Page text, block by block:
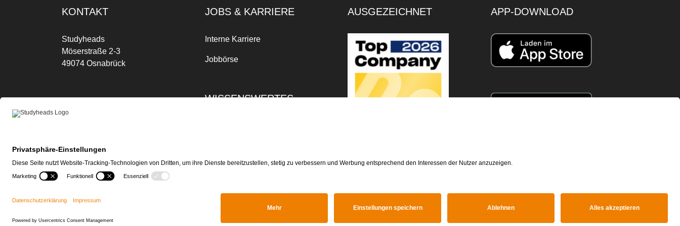
KONTAKT
Studyheads
Möserstraße 2-3
49074 Osnabrück
dein.job@studyheads.de
JOBS & KARRIERE
Interne Karriere
Jobbörse
WISSENSWERTES
FAQ
AUSGEZEICHNET APP-DOWNLOAD
Impressum|Datenschutz